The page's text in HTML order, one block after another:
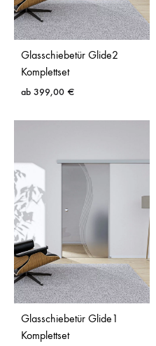
Glasschiebetür Glide2
Komplettset
ab 399,00 €
Glasschiebetür Glide1
Komplettset